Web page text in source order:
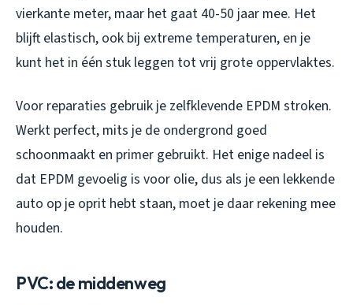
vierkante meter, maar het gaat 40-50 jaar mee. Het
blijft elastisch, ook bij extreme temperaturen, en je
kunt het in één stuk leggen tot vrij grote oppervlaktes.
Voor reparaties gebruik je zelfklevende EPDM stroken.
Werkt perfect, mits je de ondergrond goed
schoonmaakt en primer gebruikt. Het enige nadeel is
dat EPDM gevoelig is voor olie, dus als je een lekkende
auto op je oprit hebt staan, moet je daar rekening mee
houden.
PVC: de middenweg